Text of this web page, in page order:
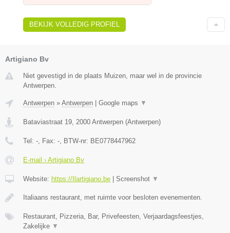
BEKIJK VOLLEDIG PROFIEL
Artigiano Bv
Niet gevestigd in de plaats Muizen, maar wel in de provincie
Antwerpen.
Antwerpen » Antwerpen Google maps ▼
Bataviastraat 19, 2000 Antwerpen (Antwerpen)
Tel: -, Fax: -, BTW-nr: BE0778447962
E-mail › Artigiano Bv
Website: https://Ilartigiano.be Screenshot ▼
Italiaans restaurant, met ruimte voor besloten evenementen.
Restaurant, Pizzeria, Bar, Privefeesten, Verjaardagsfeestjes,
Zakelijke ▼